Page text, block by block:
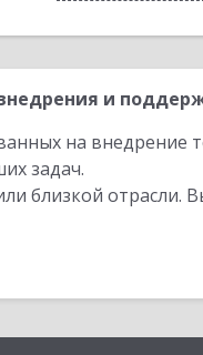
и
на
задач.
близкой отрасли.